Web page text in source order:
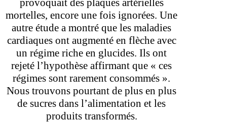
provoquait des plaques artérielles
mortelles, encore une fois ignorées. Une
autre étude a montré que les maladies
cardiaques ont augmenté en flèche avec
un régime riche en glucides. Ils ont
rejeté l’hypothèse affirmant que « ces
régimes sont rarement consommés ».
Nous trouvons pourtant de plus en plus
de sucres dans l’alimentation et les
produits transformés.